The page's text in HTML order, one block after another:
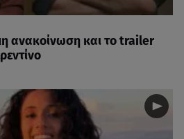
ανακοίνωση και το trailer